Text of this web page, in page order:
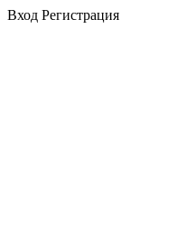
Вход Регистрация